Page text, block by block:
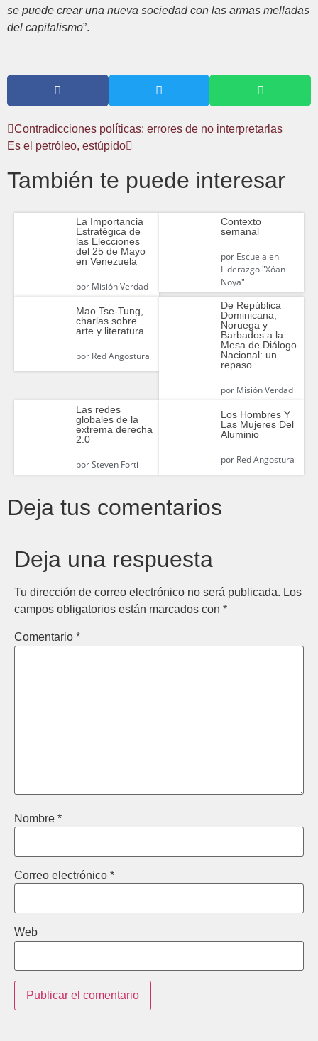
se puede crear una nueva sociedad con las armas melladas
del capitalismo”.
Contradicciones políticas: errores de no interpretarlas
Es el petróleo, estúpido
También te puede interesar
La Importancia
Estratégica de
las Elecciones
del 25 de Mayo
en Venezuela
porMisión Verdad
Contexto
semanal
porEscuela en
Liderazgo "Xóan
Noya"
Mao Tse-Tung,
charlas sobre
arte y literatura
porRed Angostura
De República
Dominicana,
Noruega y
Barbados a la
Mesa de Diálogo
Nacional: un
repaso
porMisión Verdad
Las redes
globales de la
extrema derecha
2.0
porSteven Forti
Los Hombres Y
Las Mujeres Del
Aluminio
porRed Angostura
Deja tus comentarios
Deja una respuesta
Tu dirección de correo electrónico no será publicada. Los
campos obligatorios están marcados con *
Comentario *
Nombre *
Correo electrónico *
Web